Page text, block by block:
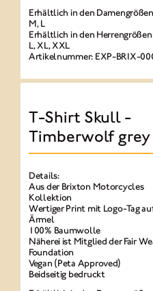
Erhältlich in den
M, L
Erhältlich in den
L, XL, XXL
Artikelnummer: EXP-BRIX-
T-Shirt Skull -
Timberwolf grey
Details:
Aus der Brixton Motorcycles
Kollektion
Wertiger Print mit Logo-Tag
Ärmel
100% Baumwolle
Näherei ist Mitglied der Fair
Foundation
Vegan (Peta Approved)
Beidseitig bedruckt